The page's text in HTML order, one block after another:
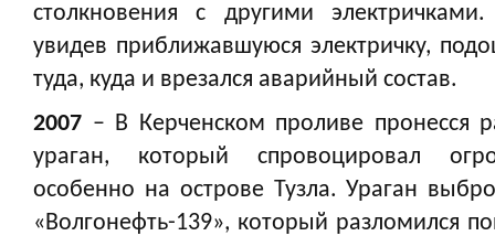
столкновения с другими
увидев приближавшуюся электричку,
туда, куда и врезался аварийный состав.
2007 – В Керченском проливе пронесся
ураган, который спровоцировал
особенно на острове Тузла. Ураган
«Волгонефть-139», который разломился